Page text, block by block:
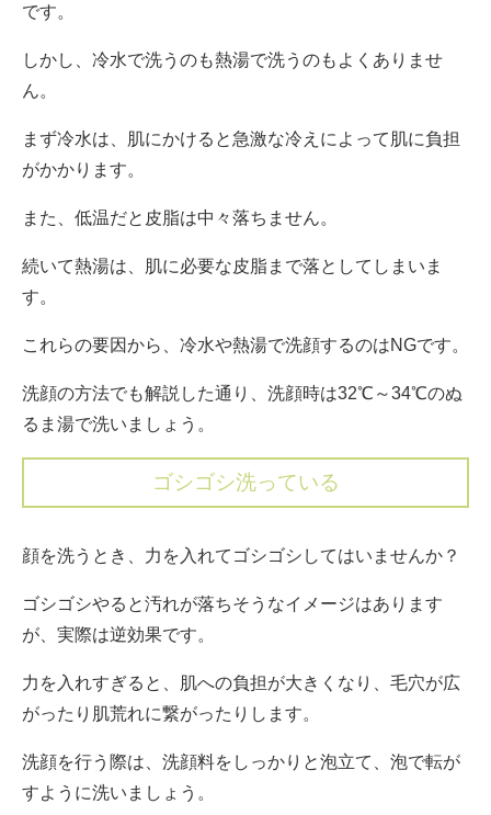
です。
しかし、冷水で洗うのも熱湯で洗うのもよくありませ
ん。
まず冷水は、肌にかけると急激な冷えによって肌に負担
がかかります。
また、低温だと皮脂は中々落ちません。
続いて熱湯は、肌に必要な皮脂まで落としてしまいま
す。
これらの要因から、冷水や熱湯で洗顔するのはNGです。
洗顔の方法でも解説した通り、洗顔時は32℃～34℃のぬ
るま湯で洗いましょう。
ゴシゴシ洗っている
顔を洗うとき、力を入れてゴシゴシしてはいませんか？
ゴシゴシやると汚れが落ちそうなイメージはあります
が、実際は逆効果です。
力を入れすぎると、肌への負担が大きくなり、毛穴が広
がったり肌荒れに繋がったりします。
洗顔を行う際は、洗顔料をしっかりと泡立て、泡で転が
すように洗いましょう。